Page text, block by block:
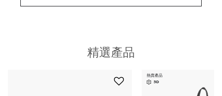
精選產品
熱賣產品
3D